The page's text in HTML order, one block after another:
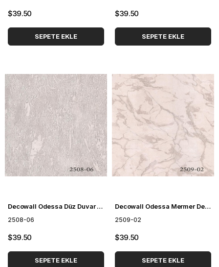
$39.50
SEPETE EKLE
$39.50
SEPETE EKLE
Decowall Odessa Düz Duvar Kağıdı 2508-06
2508-06
$39.50
SEPETE EKLE
Decowall Odessa Mermer Desenli Duvar Kağıdı 2509-02
2509-02
$39.50
SEPETE EKLE